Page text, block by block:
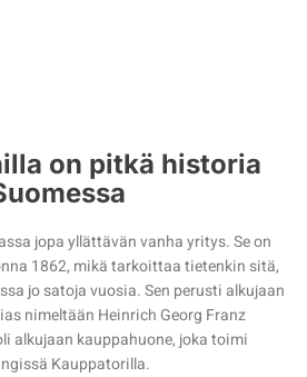
on pitkä historia
jopa yllättävän vanha yritys. Se on
1862, mikä tarkoittaa tietenkin sitä,
jo satoja vuosia. Sen perusti alkujaan
nimeltään Heinrich Georg Franz
alkujaan kauppahuone, joka toimi
Kauppatorilla.